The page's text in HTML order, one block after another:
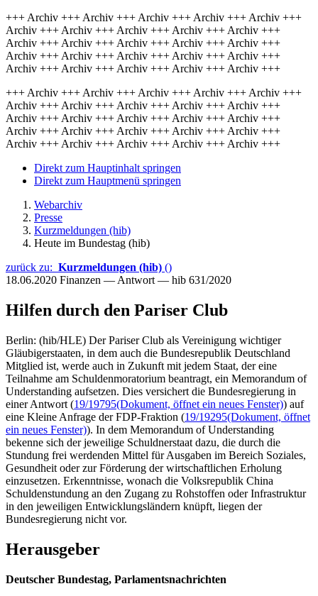
+++ Archiv +++ Archiv +++ Archiv +++ Archiv +++ Archiv +++
Archiv +++ Archiv +++ Archiv +++ Archiv +++ Archiv +++
Archiv +++ Archiv +++ Archiv +++ Archiv +++ Archiv +++
Archiv +++ Archiv +++ Archiv +++ Archiv +++ Archiv +++
Archiv +++ Archiv +++ Archiv +++ Archiv +++ Archiv +++
+++ Archiv +++ Archiv +++ Archiv +++ Archiv +++ Archiv +++
Archiv +++ Archiv +++ Archiv +++ Archiv +++ Archiv +++
Archiv +++ Archiv +++ Archiv +++ Archiv +++ Archiv +++
Archiv +++ Archiv +++ Archiv +++ Archiv +++ Archiv +++
Archiv +++ Archiv +++ Archiv +++ Archiv +++ Archiv +++
Direkt zum Hauptinhalt springen
Direkt zum Hauptmenü springen
Webarchiv
Presse
Kurzmeldungen (hib)
Heute im Bundestag (hib)
zurück zu: Kurzmeldungen (hib) ()
18.06.2020 Finanzen — Antwort — hib 631/2020
Hilfen durch den Pariser Club
Berlin: (hib/HLE) Der Pariser Club als Vereinigung wichtiger
Gläubigerstaaten, in dem auch die Bundesrepublik Deutschland
Mitglied ist, werde auch in Zukunft mit jedem Staat, der eine
Teilnahme am Schuldenmoratorium beantragt, ein Memorandum of
Understanding aufsetzen. Dies versichert die Bundesregierung in
einer Antwort (19/19795(Dokument, öffnet ein neues Fenster)) auf
eine Kleine Anfrage der FDP-Fraktion (19/19295(Dokument, öffnet
ein neues Fenster)). In dem Memorandum of Understanding
bekenne sich der jeweilige Schuldnerstaat dazu, die durch die
Stundung frei werdenden Mittel für Ausgaben im Bereich Soziales,
Gesundheit oder zur Förderung der wirtschaftlichen Erholung
einzusetzen. Erkenntnisse, wonach die Volksrepublik China
Schuldenstundung an den Zugang zu Rohstoffen oder Infrastruktur
in den jeweiligen Entwicklungsländern knüpft, liegen der
Bundesregierung nicht vor.
Herausgeber
Deutscher Bundestag, Parlamentsnachrichten